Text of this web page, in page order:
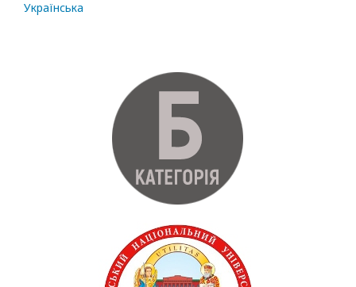
Українська